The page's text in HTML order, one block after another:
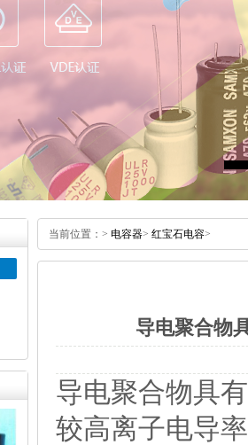
当前位置： > 电容器> 红宝石电容>
导电聚合物
导电聚合物具
较高离子电导率